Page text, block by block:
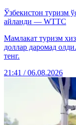
Ўзбекистон туризм
айланди — WTTC
Мамлакат туризм
доллар даромад
тенг.
21:41 / 06.08.2026